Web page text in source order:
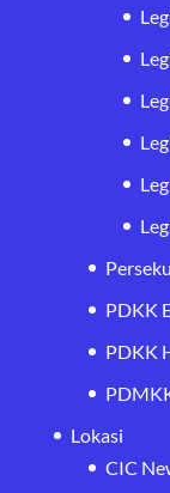
PDKK
PDKK
Lokasi
CIC